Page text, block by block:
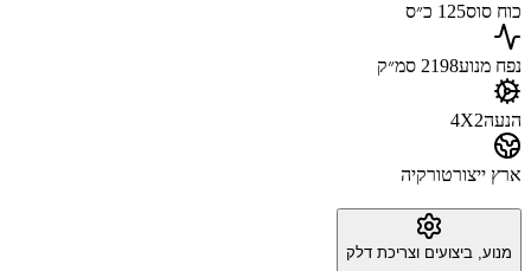
כוח סוס125 כ״ס
נפח מנוע2198 סמ״ק
הנעה4X2
ארץ ייצורטורקיה
מנוע, ביצועים וצריכת דלק